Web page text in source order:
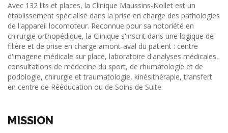
Avec 132 lits et places, la Clinique Maussins-Nollet est un
établissement spécialisé dans la prise en charge des pathologies
de l'appareil locomoteur. Reconnue pour sa notoriété en
chirurgie orthopédique, la Clinique s'inscrit dans une logique de
filière et de prise en charge amont-aval du patient : centre
d'imagerie médicale sur place, laboratoire d'analyses médicales,
consultations de médecine du sport, de rhumatologie et de
podologie, chirurgie et traumatologie, kinésithérapie, transfert
en centre de Rééducation ou de Soins de Suite.
MISSION